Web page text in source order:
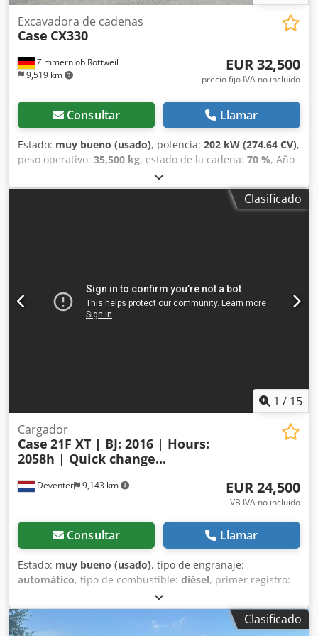
Zimmern ob Rottweil
9,519 km
Excavadora de cadenas
Case CX330
EUR 32,500
precio fijo IVA no incluído
Consultar Llamar
Estado: muy bueno (usado), potencia: 202 kW (274.64 CV),
peso operativo: 35,500 kg, estado de la cadena: 70 %, Año
, horas de funcionamiento:
Equipamiento:aire acondicionado, CASE CX330 Año de
fabricación: 2006 Horas de funcionamiento: 9.139 horas
funciona, necesita reparación Tren de rodaje conservado
en aproximadamente un 70 % Placas de base de 600 mm
de ancho Motor Isuzu de 202 kW Certificación CE
Clasificado
1 / 15
Deventer 9,143 km
Cargador
Case 21F XT | BJ: 2016 | Hours:
2058h | Quick change...
EUR 24,500
VB IVA no incluído
Consultar Llamar
Estado: muy bueno (usado), tipo de engranaje:
automático, tipo de combustible: diésel, primer registro:
, Año de fabricación:2016
funcionamiento:2,058 h, Equipamiento:cabina, =
Opciones y accesorios adicionales = - Cabina cerrada -
Clasificado